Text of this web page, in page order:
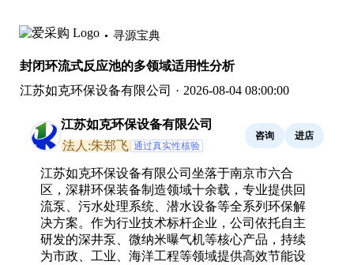
寻源宝典
封闭环流式反应池的多领域适用性分析
江苏如克环保设备有限公司 · 2026-08-04 08:00:00
江苏如克环保设备有限公司
法人:朱郑飞 通过真实性核验
咨询 进店
江苏如克环保设备有限公司坐落于南京市六合
区，深耕环保装备制造领域十余载，专业提供回
流泵、污水处理系统、潜水设备等全系列环保解
决方案。作为行业技术标杆企业，公司依托自主
研发的深井泵、微纳米曝气机等核心产品，持续
为市政、工业、海洋工程等领域提供高效节能设